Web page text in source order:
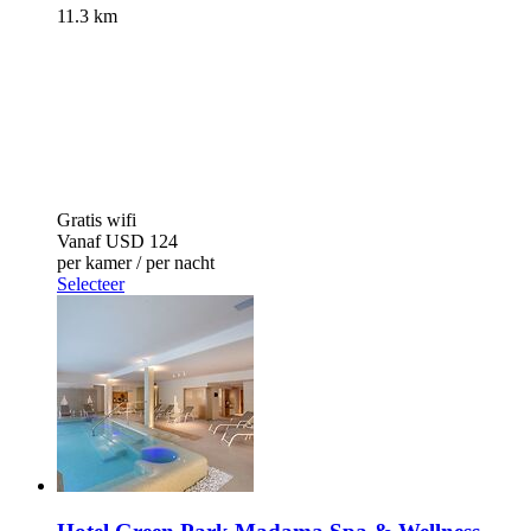
11.3 km
Gratis wifi
Vanaf USD 124
per kamer / per nacht
Selecteer